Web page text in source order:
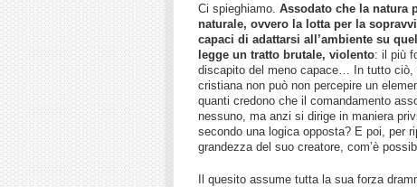
Ci spieghiamo. Assodato che la natura
naturale, ovvero la lotta per la
capaci di adattarsi all’ambiente su
legge un tratto brutale, violento: il più
discapito del meno capace… In tutto ciò,
cristiana non può non percepire un
quanti credono che il comandamento
nessuno, ma anzi si dirige in maniera
secondo una logica opposta? E poi, per
grandezza del suo creatore, com’è
Il quesito assume tutta la sua forza